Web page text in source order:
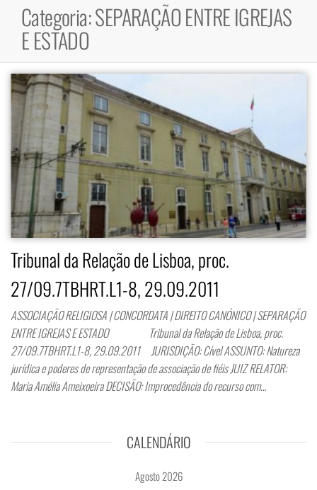
Categoria:SEPARAÇÃO ENTRE IGREJAS
E ESTADO
Tribunal da Relação de Lisboa, proc.
27/09.7TBHRT.L1-8, 29.09.2011
ASSOCIAÇÃO RELIGIOSA | CONCORDATA | DIREITO CANÓNICO | SEPARAÇÃO
ENTRE IGREJAS E ESTADO Tribunal da Relação de Lisboa, proc.
27/09.7TBHRT.L1-8, 29.09.2011 JURISDIÇÃO: Cível ASSUNTO: Natureza
jurídica e poderes de representação de associação de fiéis JUIZ RELATOR:
Maria Amélia Ameixoeira DECISÃO: Improcedência do recurso com…
CALENDÁRIO
Agosto 2026